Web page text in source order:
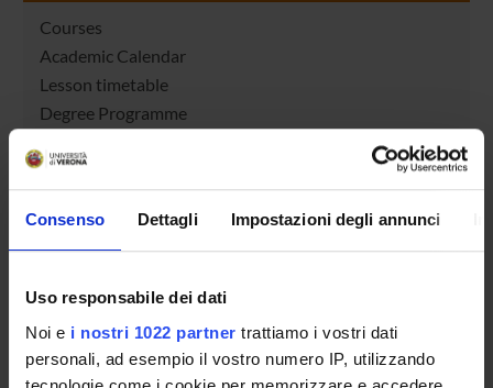
Consenso Dettagli Impostazioni degli annunci
Uso responsabile dei dati
Noi e i nostri 1022 partner trattiamo i vostri dati
personali, ad esempio il vostro numero IP, utilizzando
Courses
Academic Calendar
Lesson timetable
Degree Programme
Notices
Governing bodies
Faculty staff
Scholarships and Grants
Housing service
Documents